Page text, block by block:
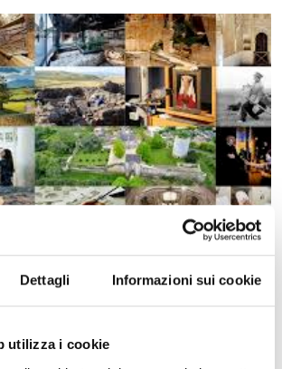
Dettagli Informazioni sui cookie
utilizza i cookie
sono premi sostenuti dal programma
le migliori pratiche in tema di
tangibile e intangibile, con l’obiettivo di